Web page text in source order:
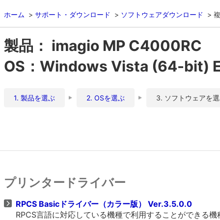
ホーム サポート・ダウンロード ソフトウェアダウンロード
製品： imagio MP C4000RC
OS：Windows Vista (64-bit)
1. 製品を選ぶ 2. OSを選ぶ 3. ソフトウェアを
プリンタードライバー
RPCS Basicドライバー（カラー版） Ver.3.5.0.0
RPCS言語に対応している機種で利用することができる